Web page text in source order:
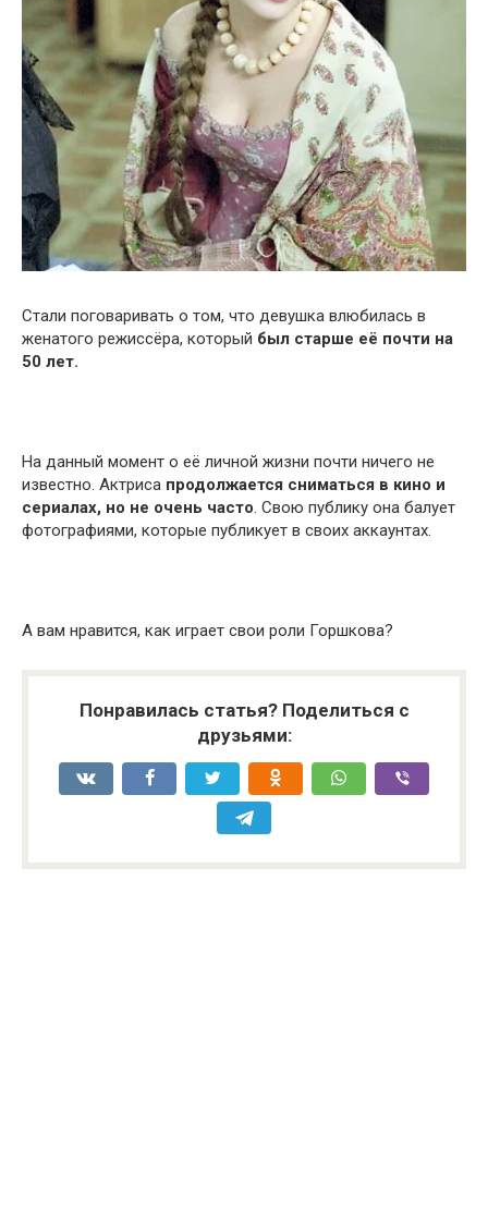
Стали поговаривать о том, что девушка влюбилась в
женатого режиссёра, который был старше её почти на
50 лет.
На данный момент о её личной жизни почти ничего не
известно. Актриса продолжается сниматься в кино и
сериалах, но не очень часто. Свою публику она балует
фотографиями, которые публикует в своих аккаунтах.
А вам нравится, как играет свои роли Горшкова?
Понравилась статья? Поделиться с
друзьями: